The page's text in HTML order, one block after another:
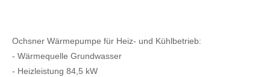
Ochsner Wärmepumpe für Heiz- und Kühlbetrieb:
- Wärmequelle Grundwasser
- Heizleistung 84,5 kW